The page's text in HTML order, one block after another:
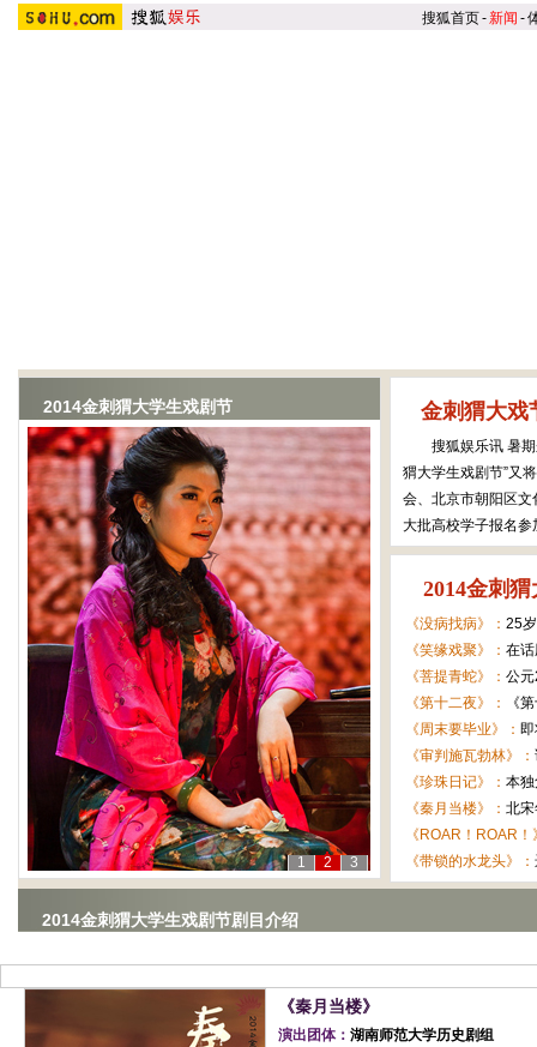
搜狐首页-新闻 -
2014金刺猬大学生戏剧节
1 2 3
金刺猬大戏
搜狐娱乐讯 暑期
猬大学生戏剧节”又
会、北京市朝阳区
大批高校学子报名
2014金刺
《没病找病》：25
《笑缘戏聚》：在
《菩提青蛇》：公
《第十二夜》：
《
《周末要毕业》：
《审判施瓦勃林》：
《珍珠日记》：本
《秦月当楼》：北
《ROAR！ROAR！
《带锁的水龙头》：
2014金刺猬大学生戏剧节剧目介绍
《秦月当楼》
演出团体： 湖南师范大学历史剧组